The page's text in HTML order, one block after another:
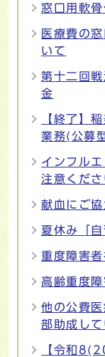
窓口用軟
医療費の
いて
第十二回
金
【終了】
業務(公募
インフル
注意くださ
献血にご協
夏休み「
重度障害
高齢重度
他の公費
部助成して
【令和